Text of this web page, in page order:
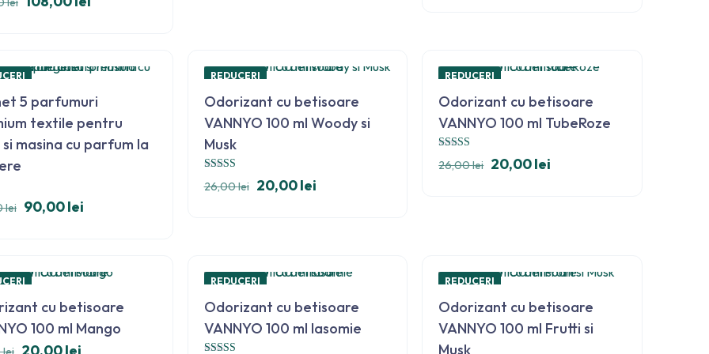
5 parfumuri
textile pentru
si masina cu parfum la
lei 90,00lei
REDUCERI
Odorizant cu betisoare
VANNYO 100 ml Woody si
Musk
5.00
26,00lei 20,00lei
REDUCERI
Odorizant cu betisoare
VANNYO 100 ml TubeRoze
5.00
26,00lei 20,00lei
cu betisoare
100 ml Mango
REDUCERI
Odorizant cu betisoare
VANNYO 100 ml Iasomie
REDUCERI
Odorizant cu betisoare
VANNYO 100 ml Frutti si
Musk
Termeni și condiții
Politica de
confidențialitate (GDPR)
Contul meu
Wishlist
Resetare parolă